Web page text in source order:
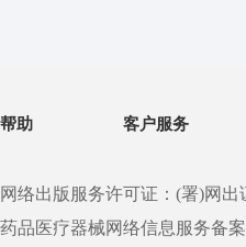
帮助 客户服务
网络出版服务许可证：(署)网出
药品医疗器械网络信息服务备